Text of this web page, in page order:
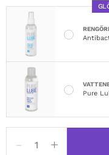
119 kr.
Pure
Choker